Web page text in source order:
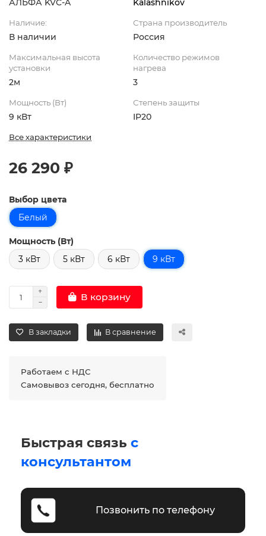
АЛЬФА KVC-A Kalashnikov
Наличие:
В наличии
Страна производитель
Россия
Максимальная высота
установки
2м
Количество режимов
нагрева
3
Мощность (Вт)
9 кВт
Степень защиты
IP20
Все характеристики
26 290 ₽
Выбор цвета
Белый
Мощность (Вт)
3 кВт
5 кВт 6 кВт 9 кВт
В корзину
В закладки В сравнение
Работаем с НДС
Самовывоз сегодня, бесплатно
Быстрая связь с
консультантом
Позвонить по телефону